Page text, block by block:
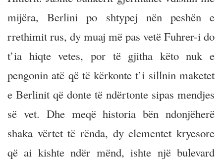
mijëra, Berlini po shtypej nën peshën e
rrethimit rus, dy muaj më pas vetë Fuhrer-i do
t’ia hiqte vetes, por të gjitha këto nuk e
pengonin atë që të kërkonte t’i sillnin maketet
e Berlinit që donte të ndërtonte sipas mendjes
së vet. Dhe meqë historia bën ndonjëherë
shaka vërtet të rënda, dy elementet kryesore
që ai kishte ndër mënd, ishte një bulevard